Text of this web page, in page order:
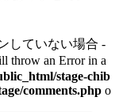
していない場合 -
throw an Error in a
stage-chib
comments.phpo